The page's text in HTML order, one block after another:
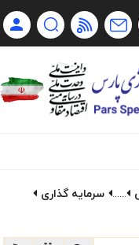
......
سرمایه گذاری